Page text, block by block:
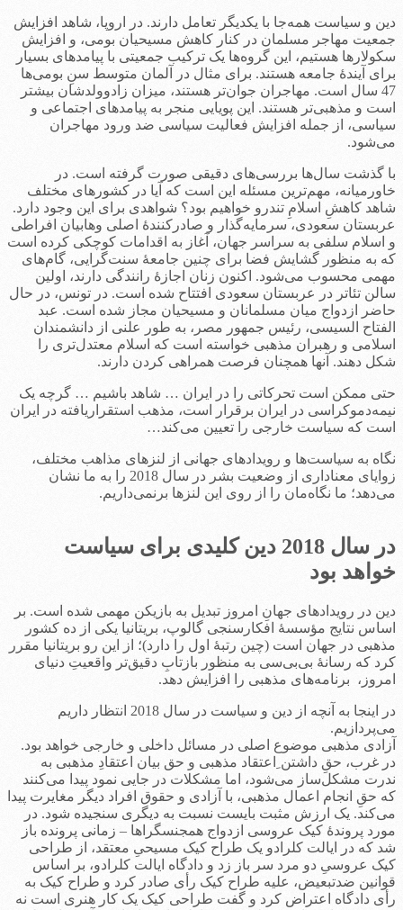
دین و سیاست همه‌جا با یکدیگر تعامل دارند. در اروپا، شاهد افزایش
جمعیت مهاجر مسلمان در کنار کاهش مسیحیان بومی، و افزایش
سکولارها هستیم، این گروه‌ها یک ترکیب جمعیتی با پیامدهای بسیار
برای آیندۀ جامعه هستند. برای مثال در آلمان متوسط سنِ بومی‌ها
47 سال است. مهاجران جوان‌تر هستند، میزان زادوولدشان بیشتر
است و مذهبی‌تر هستند. این پویایی منجر به پیامدهای اجتماعی و
سیاسی، از جمله افزایش فعالیت سیاسی ضد ورود مهاجران
می‌شود.
با گذشت سال‌ها بررسی‌های دقیقی صورت گرفته است. در
خاورمیانه، مهم‌ترین مسئله این است که آیا در کشورهای مختلف
شاهد کاهشِ اسلامِ تندرو خواهیم بود؟ شواهدی برای این وجود دارد.
عربستان سعودی، سرمایه‌گذار و صادرکنندۀ اصلی وهابیان افراطی
و اسلام سلفی به سراسر جهان، آغاز به اقدامات کوچکی کرده است
که به منظور گشایش فضا برای چنین جامعۀ سنت‌گرایی، گام‌های
مهمی محسوب می‌شود. اکنون زنان اجازۀ رانندگی دارند، اولین
سالن تئاتر در عربستان سعودی افتتاح شده است. در تونس، در حال
حاضر ازدواج‌ میان مسلمانان و مسیحیان مجاز شده است. عبد
الفتاح السیسی، رئیس جمهور مصر، به طور علنی از دانشمندان
اسلامی و رهبران مذهبی خواسته است که اسلام معتدل‌تری را
شکل دهند. آنها همچنان فرصت همراهی کردن دارند.
حتی ممکن است تحرکاتی را در ایران … شاهد باشیم … گرچه یک
نیمه‌دموکراسی در ایران برقرار است، مذهب استقراریافته در ایران
است که سیاست خارجی را تعیین می‌کند…
نگاه به سیاست‌ها و رویدادهای جهانی از لنزهای مذاهب مختلف،
زوایای معناداری از وضعیت بشر در سال 2018 را به ما نشان
می‌دهد؛ ما نگاه‌مان را از روی این لنزها برنمی‌داریم.
در سال 2018 دین کلیدی برای سیاست‌
خواهد بود
دین در رویدادهای جهانِ امروز تبدیل به بازیکن مهمی شده است. بر
اساس نتایج مؤسسۀ افکارسنجی گالوپ، بریتانیا یکی از ده کشور
مذهبی‌ در جهان است (چین رتبۀ اول را دارد)؛ از این رو بریتانیا مقرر
کرد که رسانۀ بی‌بی‌سی به منظور بازتابِ دقیق‌تر واقعیتِ دنیای
امروز، برنامه‌های مذهبی را افزایش دهد.
در اینجا به آنچه از دین و سیاست در سال 2018 انتظار داریم
می‌پردازیم.
آزادی مذهبی موضوع اصلی در مسائل داخلی و خارجی خواهد بود.
در غرب، حقِ داشتن ِاعتقاد مذهبی و حق بیان اعتقادِ مذهبی به
ندرت مشکل‌ساز می‌شود، اما مشکلات در جایی نمود پیدا می‌کنند
که حقِ انجام اعمال مذهبی، با آزادی و حقوق افراد دیگر مغایرت پیدا
می‌کند. یک ارزش مثبت بایست نسبت به دیگری سنجیده شود. در
مورد پروندۀ کیک عروسی ازدواج همجنسگراها – زمانی پرونده باز
شد که در ایالت کلرادو یک طراح کیک مسیحیِ معتقد، از طراحی
کیک عروسیِ دو مرد سر باز زد و دادگاه ایالت کلرادو، بر اساس
قوانین ضدتبعیض، علیه طراح کیک رأی صادر کرد و طراح کیک به
رأی دادگاه اعتراض کرد و گفت طراحی کیک یک کار هنری است نه